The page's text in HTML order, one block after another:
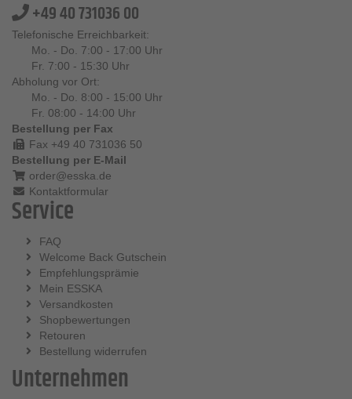
+49 40 731036 00
Telefonische Erreichbarkeit:
Mo. - Do. 7:00 - 17:00 Uhr
Fr. 7:00 - 15:30 Uhr
Abholung vor Ort:
Mo. - Do. 8:00 - 15:00 Uhr
Fr. 08:00 - 14:00 Uhr
Bestellung per Fax
Fax +49 40 731036 50
Bestellung per E-Mail
order@esska.de
Kontaktformular
Service
FAQ
Welcome Back Gutschein
Empfehlungsprämie
Mein ESSKA
Versandkosten
Shopbewertungen
Retouren
Bestellung widerrufen
Unternehmen